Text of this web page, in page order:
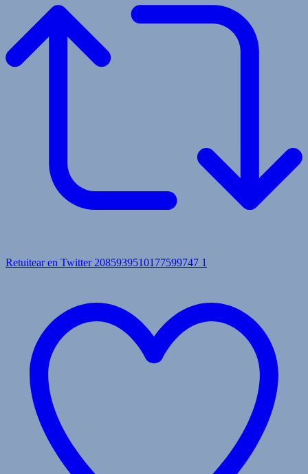
Retuitear en Twitter 2085939510177599747 1